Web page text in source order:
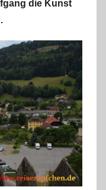
die Kunst